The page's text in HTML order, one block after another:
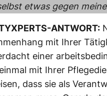
etwas gegen
ANTWORT:
mit Ihrer
einer
mit Ihrer
dass sie als